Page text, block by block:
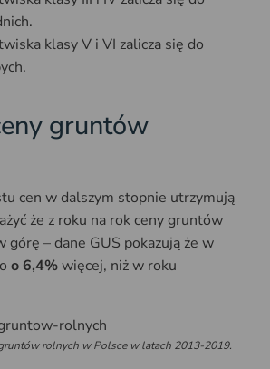
klasy V i VI zalicza się do
gruntów
cen w dalszym stopnie utrzymują
że z roku na rok ceny gruntów
górę – dane GUS pokazują że w
o 6,4%więcej, niż w roku
rolnych w Polsce w latach 2013-2019.